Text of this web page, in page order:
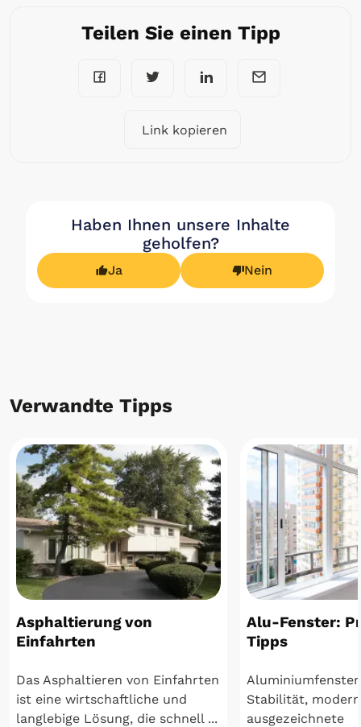
Teilen Sie einen Tipp
Link kopieren
Haben Ihnen unsere Inhalte
geholfen?
Ja Nein
Verwandte Tipps
Asphaltierung von
Einfahrten
Das Asphaltieren von Einfahrten
ist eine wirtschaftliche und
langlebige Lösung, die schnell ...
Alu-Fenster:
Tipps
Stabilität,
ausgezeichnete